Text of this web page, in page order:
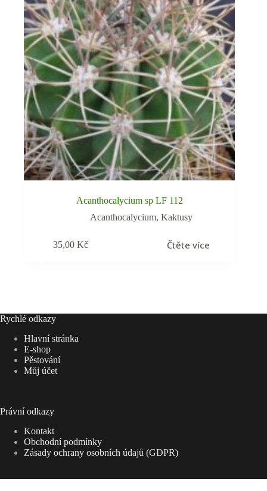
Acanthocalycium sp LF 112
Acanthocalycium,Kaktusy
35,00Kč Čtěte více
Rychlé odkazy
Hlavní stránka
E-shop
Pěstování
Můj účet
Právní odkazy
Kontakt
Obchodní podmínky
Zásady ochrany osobních údajů (GDPR)